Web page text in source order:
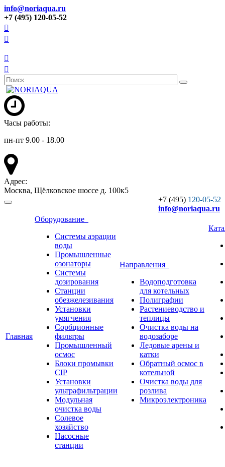
info@noriaqua.ru
+7 (495) 120-05-52
Часы работы:
пн-пт 9.00 - 18.00
Адрес:
Москва, Щёлковское шоссе д. 100к5
+7 (495) 120-05-52
info@noriaqua.ru
Главная
Оборудование
Системы аэрации
воды
Промышленные
озонаторы
Системы
дозирования
Станции
обезжелезивания
Установки
умягчения
Сорбционные
фильтры
Промышленный
осмос
Блоки промывки
CIP
Установки
ультрафильтрации
Модульная
очистка воды
Солевое
хозяйство
Насосные
станции
Направления
Водоподготовка
для котельных
Полиграфии
Растениеводство и
теплицы
Очистка воды на
водозаборе
Ледовые арены и
катки
Обратный осмос в
котельной
Очистка воды для
розлива
Микроэлектроника